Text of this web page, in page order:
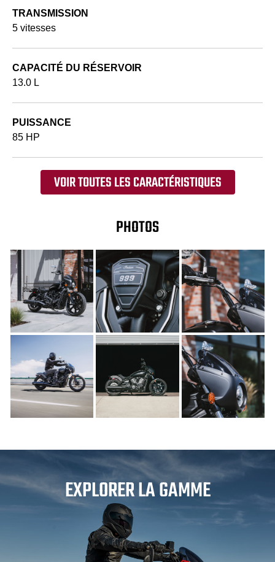
TRANSMISSION
5 vitesses
CAPACITÉ DU RÉSERVOIR
13.0 L
PUISSANCE
85 HP
VOIR TOUTES LES CARACTÉRISTIQUES
PHOTOS
EXPLORER LA GAMME